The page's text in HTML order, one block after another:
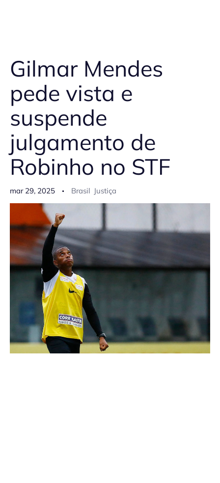
Gilmar Mendes
pede vista e
suspende
julgamento de
Robinho no STF
mar 29, 2025 Brasil Justiça